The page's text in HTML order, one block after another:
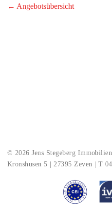
← Angebotsübersicht
© 2026 Jens Stegeberg Immobilien
Kronshusen 5 | 27395 Zeven | T